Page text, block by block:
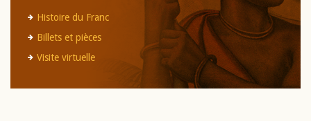
Histoire du Franc
Billets et pièces
Visite virtuelle